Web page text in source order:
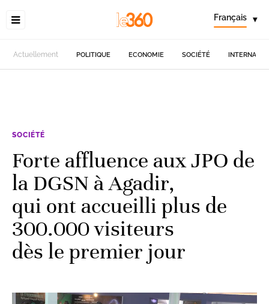
Français ▾
Actuellement POLITIQUE ECONOMIE SOCIÉTÉ
SOCIÉTÉ
Forte affluence aux JPO de
la DGSN à Agadir,
qui ont accueilli plus de
300.000 visiteurs
dès le premier jour